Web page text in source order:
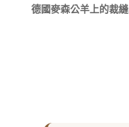
德國麥森公羊上的裁